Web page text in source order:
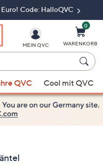
Code: HalloQVC
MEIN QVC
0
WARENKORB
QVC Cool mit QVC